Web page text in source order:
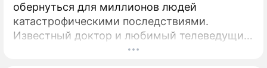
обернуться для миллионов людей
катастрофическими последствиями.
Известный доктор и любимый телеведущий
миллионов Александр Мясников обратил